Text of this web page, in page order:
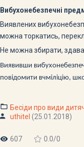
Вибухонебезпечні
Виявлених
можна торкатись,
Не можна збирати,
Виявивши
повідомити вчміліцію,
Бесіди про види
uthitel (25.01.2018)
607 0.0/0